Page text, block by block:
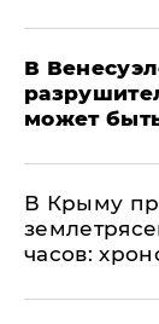
В
может
В Крыму
часов: